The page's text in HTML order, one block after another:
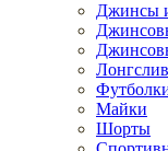
Джинсы
Майки
Шорты